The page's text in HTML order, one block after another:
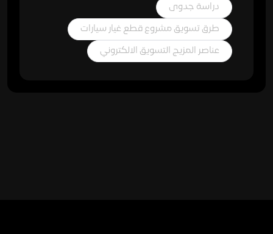
دراسة جدوى
طرق تسويق مشروع قطع غيار سيارات
عناصر المزيج التسويق الالكتروني